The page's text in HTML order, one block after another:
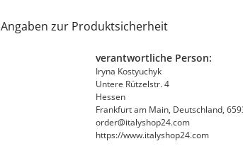
Angaben zur Produktsicherheit
verantwortliche Person:
Iryna Kostyuchyk
Untere Rützelstr. 4
Hessen
Frankfurt am Main, Deutschland,
order@italyshop24.com
https://www.italyshop24.com